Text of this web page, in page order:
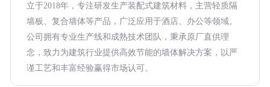
立于2018年，专注研发生产装配式建筑材料，主营轻质隔
墙板、复合墙体等产品，广泛应用于酒店、办公等领域。
公司拥有专业生产线和成熟技术团队，秉承原厂直供理
念，致力为建筑行业提供高效节能的墙体解决方案，以严
谨工艺和丰富经验赢得市场认可。